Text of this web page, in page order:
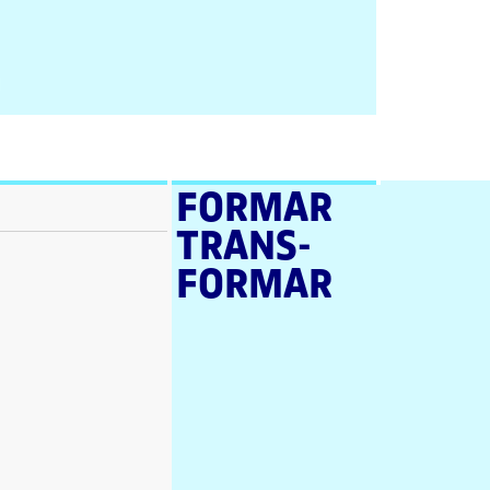
FORMAR
TRANS­
FORMAR